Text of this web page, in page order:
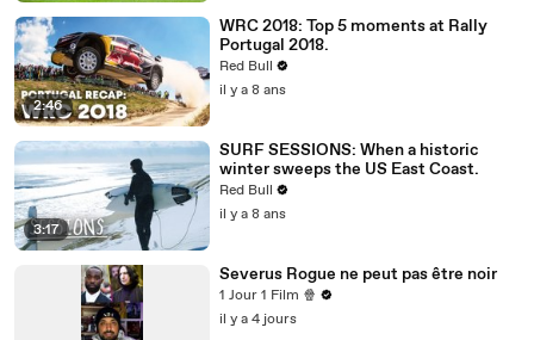
2:46
WRC 2018: Top 5 moments at Rally
Portugal 2018.
Red Bull
il y a 8 ans
3:17
SURF SESSIONS: When a historic
winter sweeps the US East Coast.
Red Bull
il y a 8 ans
Severus Rogue ne peut pas être noir
1 Jour 1 Film 🍿
il y a 4 jours